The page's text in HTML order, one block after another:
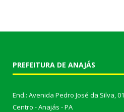
PREFEITURA DE ANAJÁS
End.: Avenida Pedro José da Silva, 01
Centro - Anajás - PA